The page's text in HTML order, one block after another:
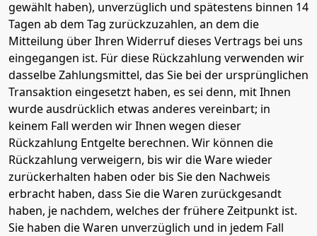
gewählt haben), unverzüglich und spätestens binnen 14
Tagen ab dem Tag zurückzuzahlen, an dem die
Mitteilung über Ihren Widerruf dieses Vertrags bei uns
eingegangen ist. Für diese Rückzahlung verwenden wir
dasselbe Zahlungsmittel, das Sie bei der ursprünglichen
Transaktion eingesetzt haben, es sei denn, mit Ihnen
wurde ausdrücklich etwas anderes vereinbart; in
keinem Fall werden wir Ihnen wegen dieser
Rückzahlung Entgelte berechnen. Wir können die
Rückzahlung verweigern, bis wir die Ware wieder
zurückerhalten haben oder bis Sie den Nachweis
erbracht haben, dass Sie die Waren zurückgesandt
haben, je nachdem, welches der frühere Zeitpunkt ist.
Sie haben die Waren unverzüglich und in jedem Fall